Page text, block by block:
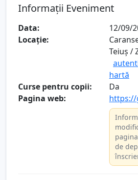
Informații Eveniment
Data:
12/09/
Locație:
Teiuș /
hartă
Curse pentru copii:
Da
Pagina web:
de